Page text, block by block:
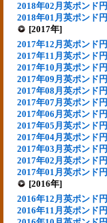
2018年02月英ポンド円
2018年01月英ポンド円
[2017年]
2017年12月英ポンド円
2017年11月英ポンド円
2017年10月英ポンド円
2017年09月英ポンド円
2017年08月英ポンド円
2017年07月英ポンド円
2017年06月英ポンド円
2017年05月英ポンド円
2017年04月英ポンド円
2017年03月英ポンド円
2017年02月英ポンド円
2017年01月英ポンド円
[2016年]
2016年12月英ポンド円
2016年11月英ポンド円